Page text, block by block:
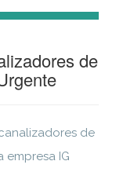
de
de
empresa IG